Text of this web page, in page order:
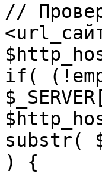
//
if(
substr(
) {